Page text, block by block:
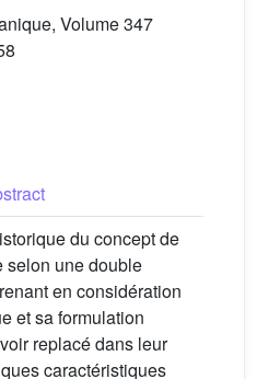
Volume 347
du concept de
selon une double
en considération
et sa formulation
replacé dans leur
caractéristiques